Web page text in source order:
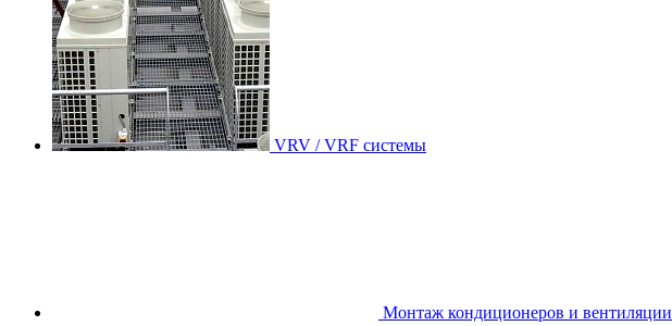
VRV / VRF системы
Монтаж кондиционеров и вентиляции